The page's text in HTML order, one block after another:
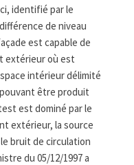
identifié par le
de niveau
est capable de
extérieur où est
intérieur délimité
être produit
est dominé par le
extérieur, la source
bruit de circulation
du 05/12/1997 a